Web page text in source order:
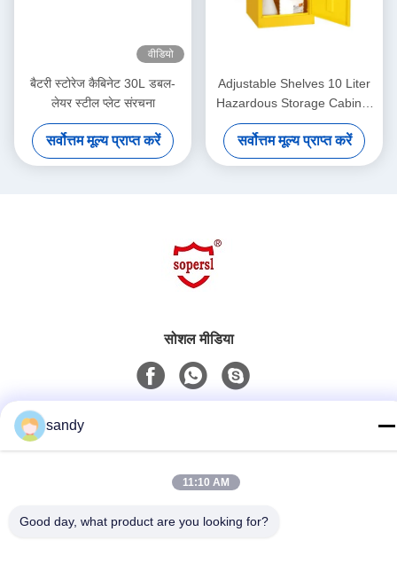
वीडियो
बैटरी स्टोरेज कैबिनेट 30L डबल-
लेयर स्टील प्लेट संरचना
सर्वोत्तम मूल्य प्राप्त करें
Adjustable Shelves 10 Liter
Hazardous Storage Cabinet
Metal Lockable
सर्वोत्तम मूल्य प्राप्त करें
सोशल मीडिया
टेलीफोन
ई-मेल
sandy
11:10 AM
Good day, what product are you looking for?